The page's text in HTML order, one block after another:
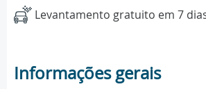
Levantamento gratuito em 7
Informações gerais